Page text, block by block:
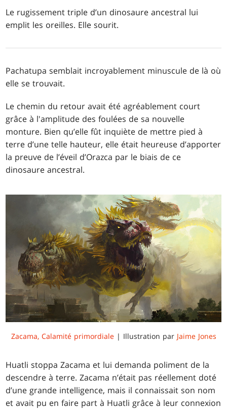
Le rugissement triple d’un dinosaure ancestral lui
emplit les oreilles. Elle sourit.
Pachatupa semblait incroyablement minuscule de là où
elle se trouvait.
Le chemin du retour avait été agréablement court
grâce à l'amplitude des foulées de sa nouvelle
monture. Bien qu’elle fût inquiète de mettre pied à
terre d’une telle hauteur, elle était heureuse d’apporter
la preuve de l’éveil d’Orazca par le biais de ce
dinosaure ancestral.
Zacama, Calamité primordiale | Illustration par Jaime Jones
Huatli stoppa Zacama et lui demanda poliment de la
descendre à terre. Zacama n’était pas réellement doté
d’une grande intelligence, mais il connaissait son nom
et avait pu en faire part à Huatli grâce à leur connexion